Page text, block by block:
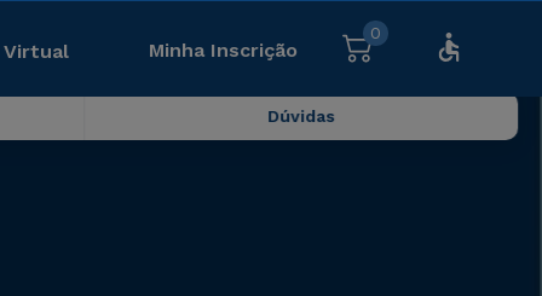
Virtual Minha Inscrição
0
Dúvidas